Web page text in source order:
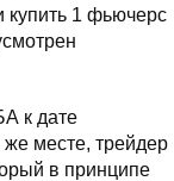
купить 1 фьючерс
к дате
месте, трейдер
в принципе